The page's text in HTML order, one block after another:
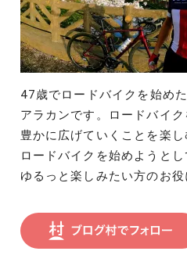
47歳でロードバイクを始め
アラカンです。ロードバイ
豊かに広げていくことを楽
ロードバイクを始めようと
ゆるっと楽しみたい方のお役